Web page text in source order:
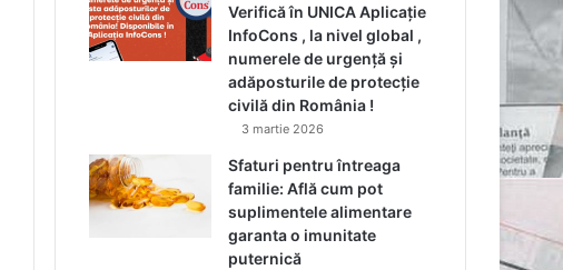
Verifică în UNICA Aplicație
InfoCons , la nivel global ,
numerele de urgență și
adăposturile de protecție
civilă din România !
3 martie 2026
Sfaturi pentru întreaga
familie: Află cum pot
suplimentele alimentare
garanta o imunitate
puternică